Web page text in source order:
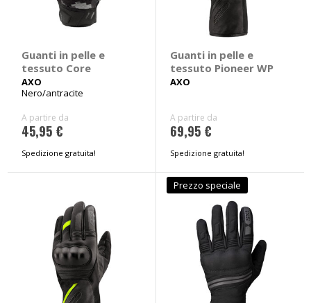
Guanti in pelle e
tessuto Core
AXO
Nero/antracite
A partire da
45,95 €
Spedizione gratuita!
Guanti in pelle e
tessuto Pioneer WP
AXO
A partire da
69,95 €
Spedizione gratuita!
Prezzo speciale